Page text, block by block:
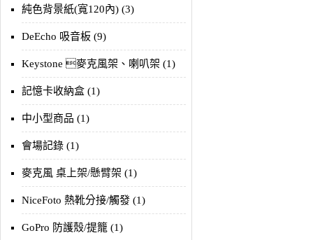
純色背景紙(寬120內) (3)
DeEcho 吸音板 (9)
Keystone 麥克風架、喇叭架 (1)
記憶卡收納盒 (1)
中小型商品 (1)
會場記錄 (1)
麥克風 桌上架/懸臂架 (1)
NiceFoto 熱靴分接/觸發 (1)
GoPro 防護殼/提籠 (1)